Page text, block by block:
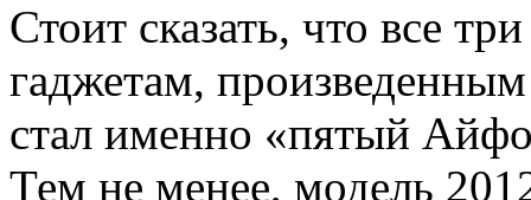
Стоит сказать, что все
гаджетам,
стал именно «пятый
Тем не менее, модель